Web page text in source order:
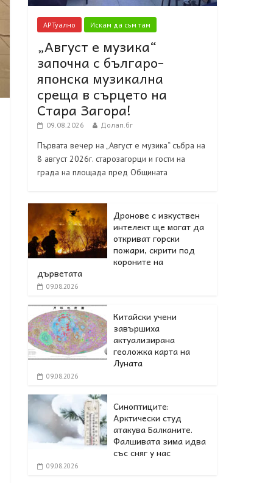
АРТуално Искам да съм там
„Август е музика“
започна с българо-
японска музикална
среща в сърцето на
Стара Загора!
09.08.2026 Долап.бг
Първата вечер на „Август е музика“ събра на
8 август 2026г. старозагорци и гости на
града на площада пред Общината
Дронове с изкуствен
интелект ще могат да
откриват горски
пожари, скрити под
короните на
дърветата
09.08.2026
Китайски учени
завършиха
актуализирана
геоложка карта на
Луната
09.08.2026
Синоптиците:
Арктически студ
атакува Балканите.
Фалшивата зима идва
със сняг у нас
09.08.2026